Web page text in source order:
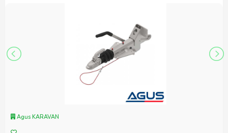
Agus KARAVAN